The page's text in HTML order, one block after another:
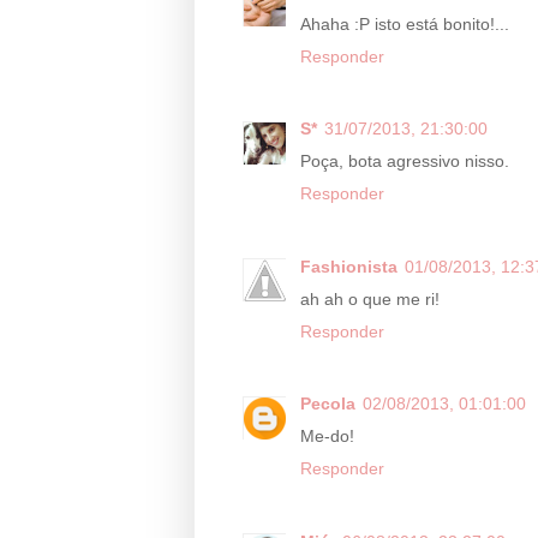
Ahaha :P isto está bonito!...
Responder
S* 31/07/2013, 21:30:00
Poça, bota agressivo nisso.
Responder
Fashionista 01/08/2013,
ah ah o que me ri!
Responder
Pecola 02/08/2013, 01:01:00
Me-do!
Responder